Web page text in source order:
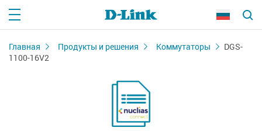
Главная Продукты и решения Коммутаторы
DGS-
1100-16V2